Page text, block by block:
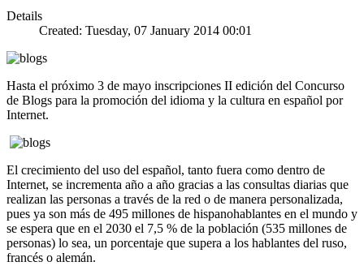
Details
Created: Tuesday, 07 January 2014 00:01
Hasta el próximo 3 de mayo inscripciones II edición del Concurso
de Blogs para la promoción del idioma y la cultura en español por
Internet.
El crecimiento del uso del español, tanto fuera como dentro de
Internet, se incrementa año a año gracias a las consultas diarias que
realizan las personas a través de la red o de manera personalizada,
pues ya son más de 495 millones de hispanohablantes en el mundo y
se espera que en el 2030 el 7,5 % de la población (535 millones de
personas) lo sea, un porcentaje que supera a los hablantes del ruso,
francés o alemán.